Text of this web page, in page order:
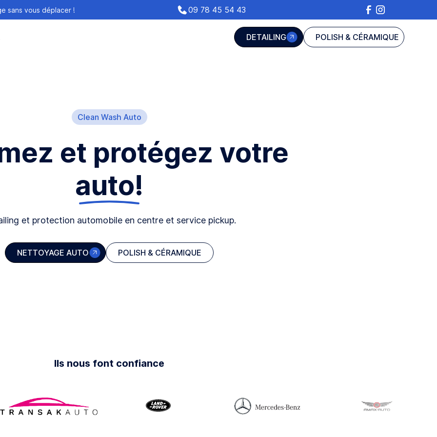
sans vous déplacer ! 09 78 45 54 43
DETAILING POLISH & CÉRAMIQUE
Clean Wash Auto
et protégez votre
auto!
et protection automobile en centre et service pickup.
NETTOYAGE AUTO POLISH & CÉRAMIQUE
Ils nous font confiance